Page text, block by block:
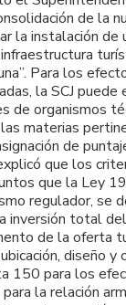
de la
la instalación de
Para los
la SCJ puede
de organismos
materias
de
que los
que la Ley
regulador, se
inversión total
de la oferta
diseño y
150 para los
la relación